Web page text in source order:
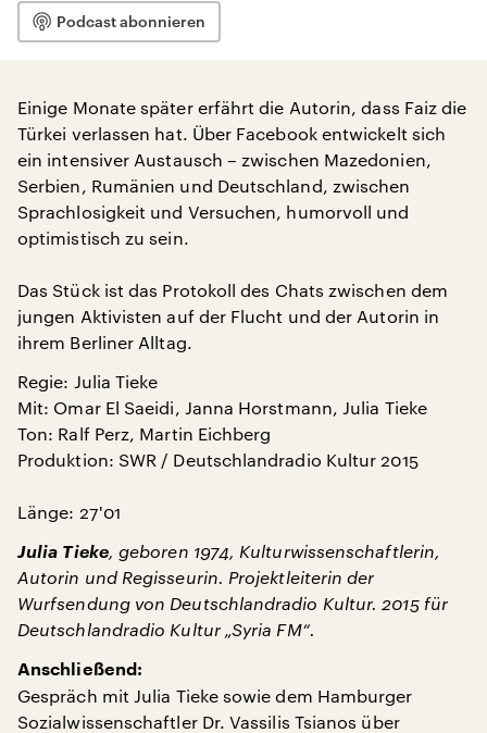
Podcast abonnieren
Einige Monate später erfährt die Autorin, dass Faiz die
Türkei verlassen hat. Über Facebook entwickelt sich
ein intensiver Austausch – zwischen Mazedonien,
Serbien, Rumänien und Deutschland, zwischen
Sprachlosigkeit und Versuchen, humorvoll und
optimistisch zu sein.
Das Stück ist das Protokoll des Chats zwischen dem
jungen Aktivisten auf der Flucht und der Autorin in
ihrem Berliner Alltag.
Regie: Julia Tieke
Mit: Omar El Saeidi, Janna Horstmann, Julia Tieke
Ton: Ralf Perz, Martin Eichberg
Produktion: SWR / Deutschlandradio Kultur 2015
Länge: 27'01
Julia Tieke, geboren 1974, Kulturwissenschaftlerin,
Autorin und Regisseurin. Projektleiterin der
Wurfsendung von Deutschlandradio Kultur. 2015 für
Deutschlandradio Kultur „Syria FM“.
Anschließend:
Gespräch mit Julia Tieke sowie dem Hamburger
Sozialwissenschaftler Dr. Vassilis Tsianos über